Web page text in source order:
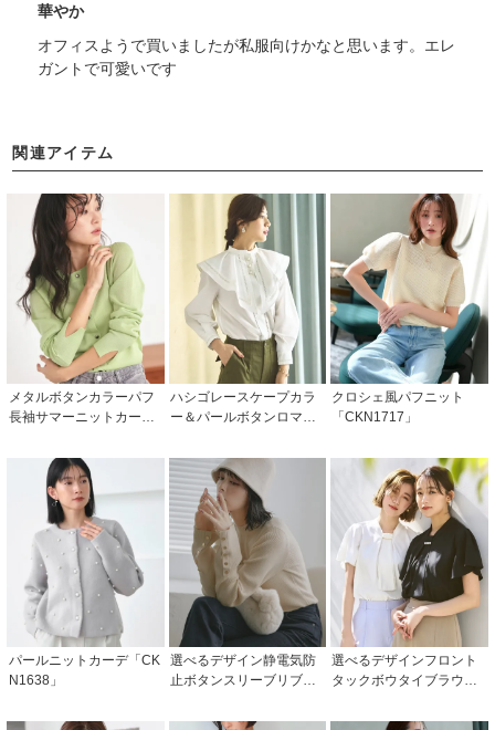
華やか
オフィスようで買いましたが私服向けかなと思います。エレ
ガントで可愛いです
関連アイテム
メタルボタンカラーパフ
長袖サマーニットカーデ
ハシゴレースケープカラ
ー＆パールボタンロマン
0」/ 学校行事・通勤・ビ
ジネス・オフィスシーン
対応
クロシェ風パフニット
「CKN1717」
パールニットカーデ「CK
N1638」
選べるデザイン静電気防
止ボタンスリーブリブニ
選べるデザインフロント
タックボウタイブラウス
勤・ビジネス・オフィス